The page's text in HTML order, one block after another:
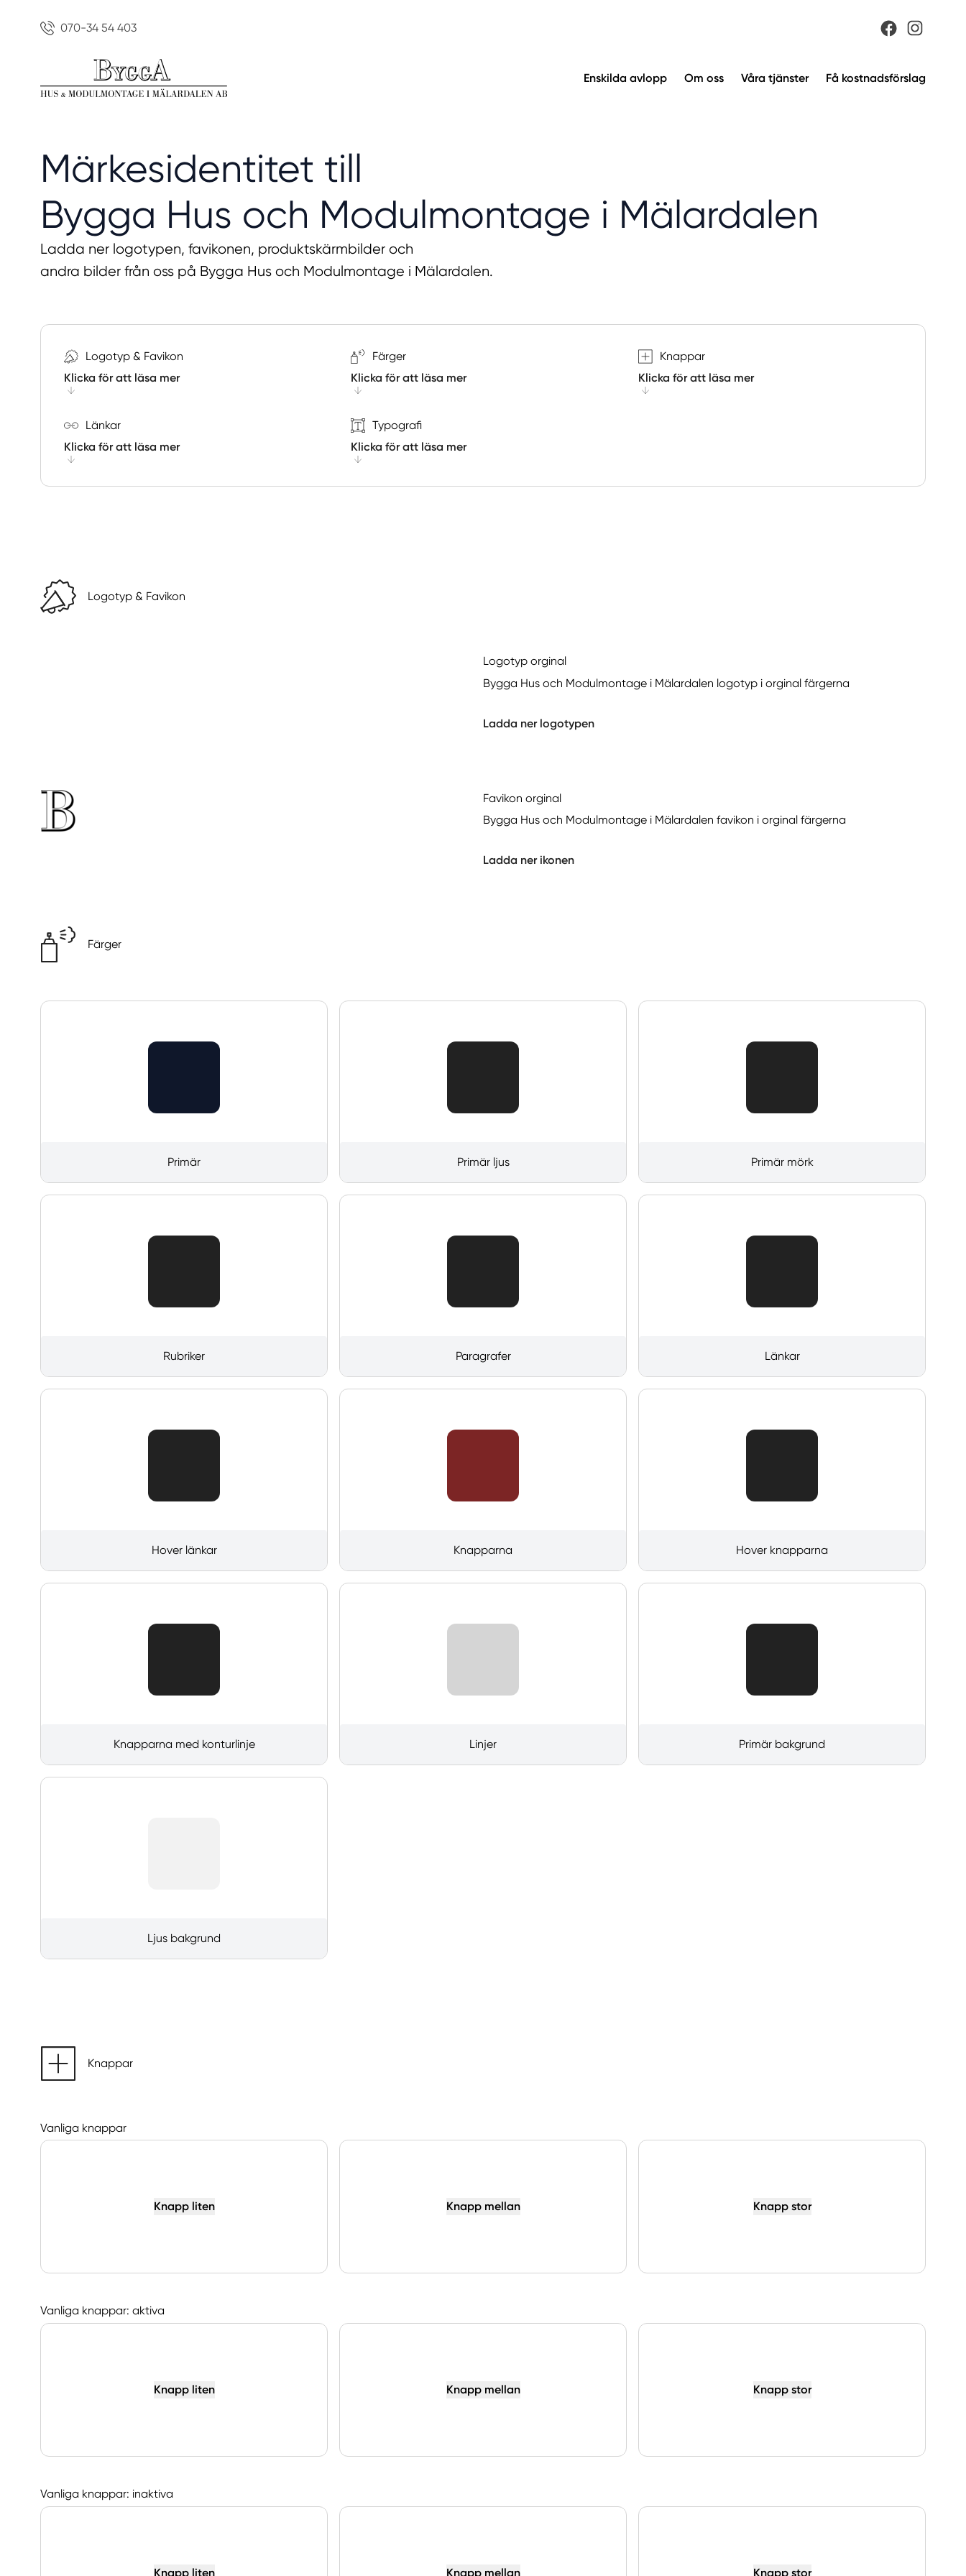
070-34 54 403
Enskilda avlopp Om oss Våra tjänster Få kostnadsförslag
Märkesidentitet till
Bygga Hus och Modulmontage i Mälardalen
Ladda ner logotypen, favikonen, produktskärmbilder och
andra bilder från oss på Bygga Hus och Modulmontage i Mälardalen.
Logotyp & Favikon
Klicka för att läsa mer
Färger
Klicka för att läsa mer
Knappar
Klicka för att läsa mer
Länkar
Klicka för att läsa mer
Typografi
Klicka för att läsa mer
Logotyp & Favikon
Logotyp orginal
Bygga Hus och Modulmontage i Mälardalen logotyp i orginal färgerna
Ladda ner logotypen
Favikon orginal
Bygga Hus och Modulmontage i Mälardalen favikon i orginal färgerna
Ladda ner ikonen
Färger
Primär Primär ljus Primär mörk
Rubriker Paragrafer Länkar
Hover länkar Knapparna Hover knapparna
Knapparna med konturlinje Linjer Primär bakgrund
Ljus bakgrund
Knappar
Vanliga knappar
Knapp liten Knapp mellan Knapp stor
Vanliga knappar: aktiva
Knapp liten Knapp mellan Knapp stor
Vanliga knappar: inaktiva
Knapp liten Knapp mellan Knapp stor